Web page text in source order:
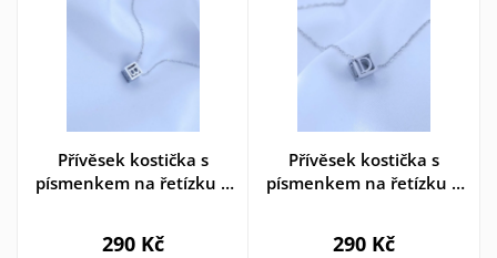
Přívěsek kostička s
písmenkem na řetízku >
290 Kč
Přívěsek kostička s
písmenkem na řetízku >
290 Kč